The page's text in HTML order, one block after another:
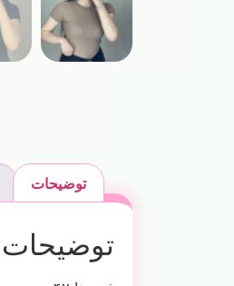
توضیحات
توضیحات